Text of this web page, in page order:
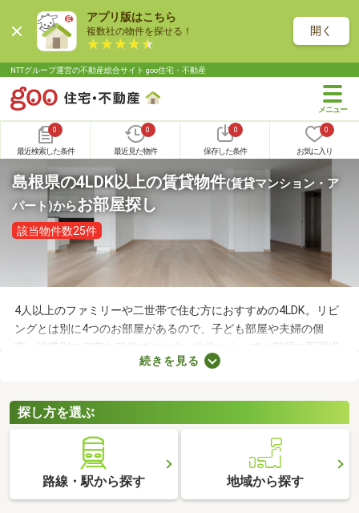
アプリ版はこちら
複数社の物件を探せる！ 開く
NTTグループ運営の不動産総合サイト goo住宅・不動産
0
最近検索した条件
0
最近見た物件
0
保存した条件
0
お気に入り
島根県の4LDK以上の賃貸物件(賃貸マンション・ア
パート)からお部屋探し
該当物件数25件
4人以上のファミリーや二世帯で住む方におすすめの4LDK。リビ
ングとは別に4つのお部屋があるので、子ども部屋や夫婦の個
室、世帯別の個室を確保できます。物件によってお部屋の配置場
所が異なるので、内見前に間取りをチェックすることがおすすめ
します。
続きを見る
探し方を選ぶ
路線・駅から探す 地域から探す